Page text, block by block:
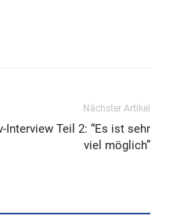
Nächster Artikel
Interview Teil 2: “Es ist sehr
viel möglich”